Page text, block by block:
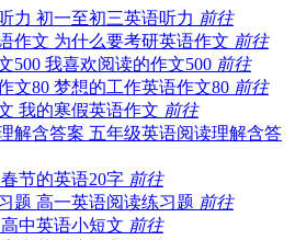
初一至初三英语听力 前往
为什么要考研英语作文 前往
我喜欢阅读的作文500 前往
梦想的工作英语作文80 前往
我的寒假英语作文 前往
五年级英语阅读理解含答
春节的英语20字 前往
高一英语阅读练习题 前往
高中英语小短文 前往